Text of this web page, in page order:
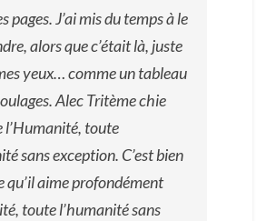
pages. J’ai mis du temps à le
alors que c’était là, juste
yeux… comme un tableau
Alec Tritème chie
l’Humanité, toute
sans exception. C’est bien
qu’il aime profondément
toute l’humanité sans